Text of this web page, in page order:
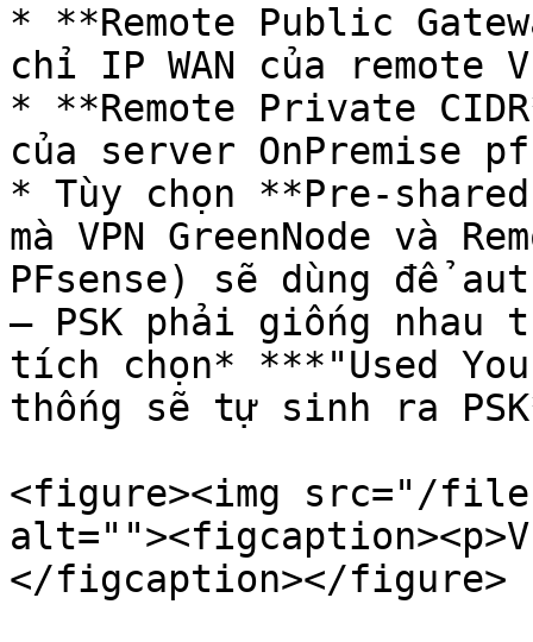
* **Remote Public
chỉ IP WAN của remote
* **Remote Private
của server OnPremise
* Tùy chọn **Pre-
mà VPN GreenNode và
PFsense) sẽ dùng để
– PSK phải giống nhau
tích chọn* ***"Used
thống sẽ tự sinh ra
<figure><img src="/files/
</figcaption></figure>